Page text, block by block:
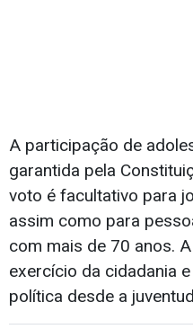
A participação de
garantida pela
voto é facultativo para
assim como para
com mais de 70 anos.
exercício da cidadania
política desde a